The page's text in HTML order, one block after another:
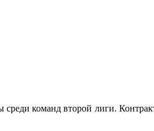
команд второй лиги.